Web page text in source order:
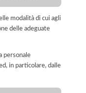
modalità di cui agli
delle adeguate
personale
in particolare, dalle